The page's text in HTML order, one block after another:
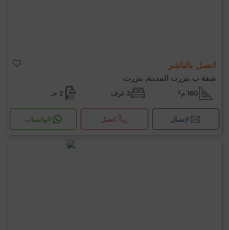
اتصل بالناشر
شقة ب بنزرت المدينة, بنزرت
160 م² 2 غرف 2 حـ
لإتصال اتصل الواتساب